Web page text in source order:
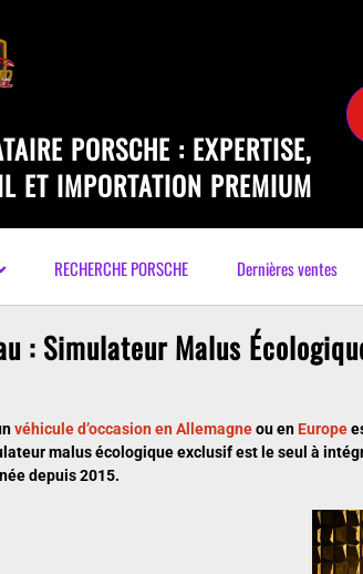
PORSCHE : EXPERTISE,
ET IMPORTATION PREMIUM
RECHERCHE PORSCHE Dernières ventes
: Simulateur Malus
véhicule d’occasion en Allemagneou en Europe
malus écologique exclusif est le seul à
depuis 2015.